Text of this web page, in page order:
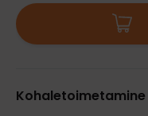
Kohaletoimetamine